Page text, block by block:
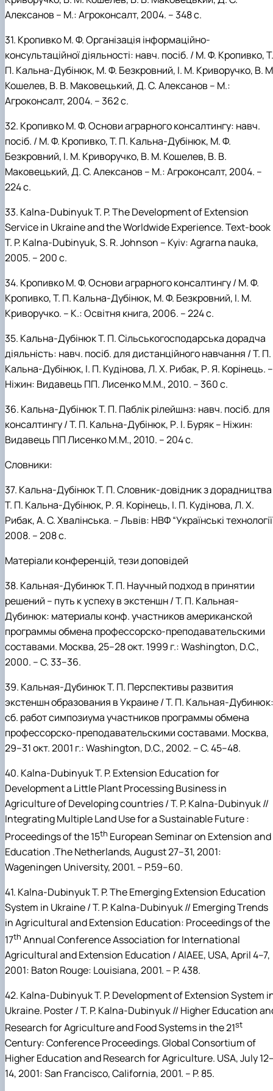
Алексанов – М.: Агроконсалт, 2004. – 348 с.
31. КропивкоМ.Ф. Організація інформаційно-
консультаційної діяльності: навч. посіб. / М.Ф. Кропивко, Т.
П. Кальна-Дубінюк, М.Ф. Безкровний, І. М. Криворучко, В.
Кошелев, В. В. Маковецький, Д.С.Алексанов – М.:
Агроконсалт, 2004. – 362 с.
32. КропивкоМ.Ф. Основи аграрного консалтингу: навч.
посіб. / М.Ф. Кропивко, Т. П. Кальна-Дубінюк, М.Ф.
Безкровний, І. М. Криворучко, В. М. Кошелев, В. В.
Маковецький, Д.С.Алексанов – М.: Агроконсалт, 2004. –
224 с.
33. Kalna-DubinyukT. P. The Development of Extension
Service in Ukraine and the Worldwide Experience. Text-book
T. P. Kalna-Dubinyuk, S. R.Johnson – Kyiv: Agrarna nauka,
2005. – 200 с.
34. КропивкоМ.Ф. Основи аграрного консалтингу / М.Ф.
Кропивко, Т. П. Кальна-Дубінюк, М.Ф. Безкровний, І. М.
Криворучко. – К.: Освітня книга, 2006. – 224 с.
35. Кальна-ДубінюкТ. П.Сільськогосподарська дорадча
діяльність: навч. посіб. для дистанційного навчання / Т. П.
Кальна-Дубінюк, І. П. Кудінова, Л.Х. Рибак, Р.Я. Корінець. –
Ніжин: Видавець ПП. Лисенко М.М., 2010. –360 с.
36. Кальна-ДубінюкТ. П. Паблік рілейшнз: навч. посіб. для
консалтингу/ Т. П. Кальна-Дубінюк, Р. І. Буряк – Ніжин:
Видавець ПП Лисенко М.М., 2010. –204 с.
Словники:
37. Кальна-ДубінюкТ. П.Словник-довідник з
Т. П. Кальна-Дубінюк, Р.Я. Корінець, І. П. Кудінова, Л.Х.
Рибак, А.С.Хвалінська. – Львів: НВФ “Українські
2008. – 208 с.
Матеріали конференцій, тези доповідей
38. Кальная-ДубинюкТ. П. Научный подходв принятии
решений – путь к успеху в экстеншн / Т. П. Кальная-
Дубинюк: материалы конф. участников американской
программы обмена профессорско-преподавательскими
составами. Москва, 25–28 окт. 1999 г.:Washington, D.C.,
2000. – С. 33–36.
39. Кальная-ДубинюкТ. П. Перспективы развития
экстеншн образования в Украине / Т. П. Кальная-Дубинюк:
сб. работ симпозиума участников программы обмена
профессорско-преподавательскими составами. Москва,
29–31 окт. 2001 г.: Washington, D.C., 2002. – С. 45–48.
40. Kalna-DubinyukT. P. Extension Education for
Development a Little Plant Processing Business in
Agriculture of Developing countries / T. P. Kalna-Dubinyuk//
Integrating Multiple Land Use for a Sustainable Future :
Proceedings of the 15th European Seminar on Extension and
Education .The Netherlands, August 27–31, 2001:
Wageningen University, 2001. – P.59–60.
41. Kalna-DubinyukT. P. The Emerging Extension Education
System in Ukraine / T. P. Kalna-Dubinyuk // Emerging Trends
in Agricultural and Extension Education: Proceedings of the
17th Annual Conference Association for International
Agricultural and Extension Education / AIAEE, USA, April 4–7,
2001: Baton Rouge: Louisiana, 2001. – P. 438.
42. Kalna-DubinyukT. P. Development of Extension System
Ukraine. Poster /T. P. Kalna-Dubinyuk// Higher Education
Research for Agriculture and Food Systems in the 21st
Century:Conference Proceedings. Global Consortium of
Higher Education and Research for Agriculture. USA, July
14, 2001: San Francisco, California, 2001. – P. 85.